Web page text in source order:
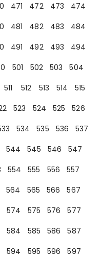
471 472 473
474
481 482 483
484
491 492 493
494
501 502 503
504
511 512 513 514
515
523 524 525
526
534 535 536
537
544 545 546
547
554 555 556
557
564 565 566
567
574 575 576
577
584 585 586
587
594 595 596
597